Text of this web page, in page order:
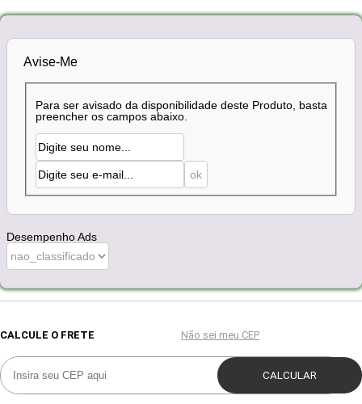
Avise-Me
Para ser avisado da disponibilidade deste Produto, basta
preencher os campos abaixo.
Desempenho Ads